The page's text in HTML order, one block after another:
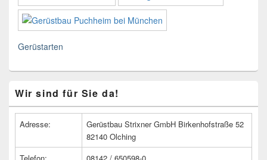
Gerüstarten
Seitenleisten
Widget-
Wir sind für Sie da!
Adresse:
Gerüstbau Strixner GmbH Birkenhofstraße 52
82140 Olching
Telefon:
08142 / 650598-0